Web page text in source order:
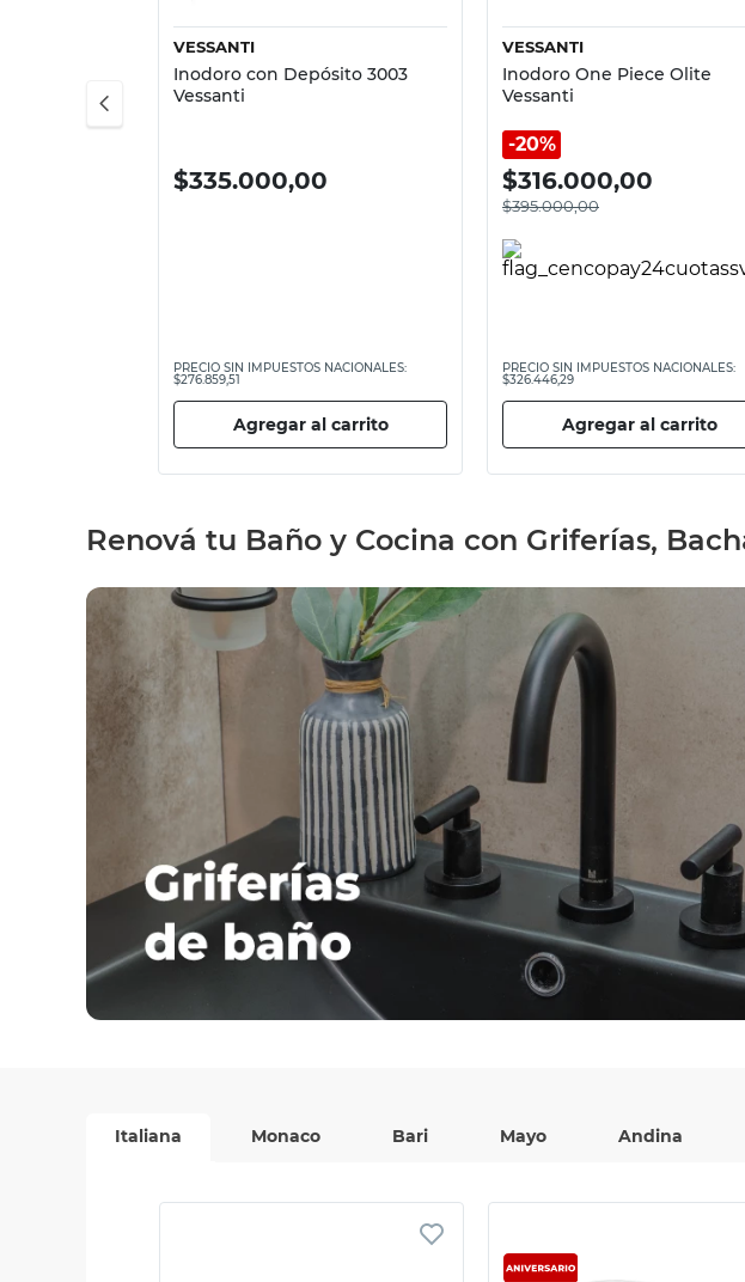
VESSANTI
Inodoro con Depósito 3003
Vessanti
$335.000,00
PRECIO SIN IMPUESTOS NACIONALES:
$276.859,51
Agregar al carrito
VESSANTI
Inodoro One Piece Olite
Vessanti
20%
$316.000,00
$395.000,00
PRECIO SIN IMPUESTOS NACIONALES:
$326.446,29
Agregar al carrito
Renová tu Baño y Cocina con Griferías,
Italiana Monaco Bari Mayo Andina